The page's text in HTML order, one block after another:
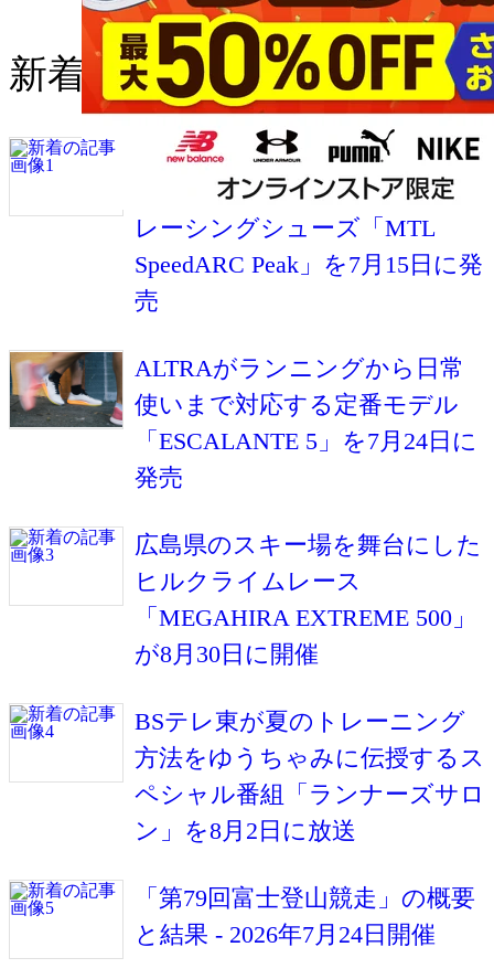
新着の記事
メレルがトップレベルのトレ
イルランナーとの共同開発した
レーシングシューズ「MTL
SpeedARC Peak」を7月15日に発
売
ALTRAがランニングから日常
使いまで対応する定番モデル
「ESCALANTE 5」を7月24日に
発売
広島県のスキー場を舞台にした
ヒルクライムレース
「MEGAHIRA EXTREME 500」
が8月30日に開催
BSテレ東が夏のトレーニング
方法をゆうちゃみに伝授するス
ペシャル番組「ランナーズサロ
ン」を8月2日に放送
「第79回富士登山競走」の概要
と結果 - 2026年7月24日開催